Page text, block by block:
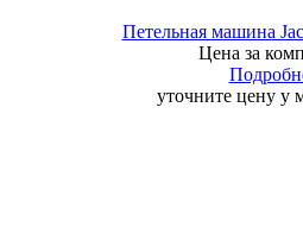
Петельная машина
Цена за
уточните цену у